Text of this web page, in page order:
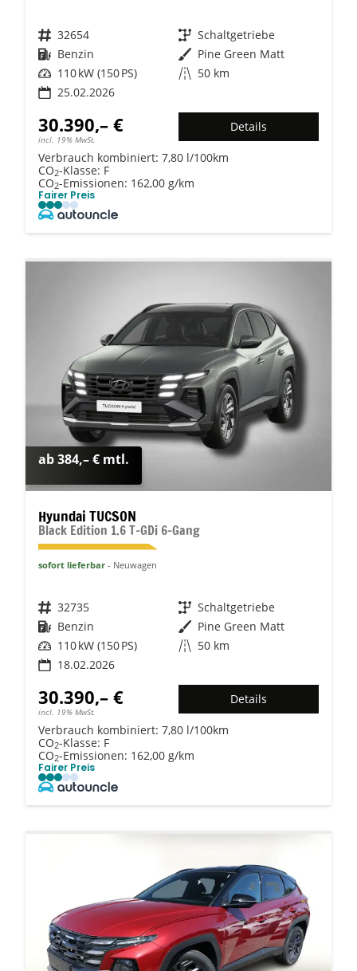
Fahrzeugnr. 32654 Getriebe Schaltgetriebe
Kraftstoff Benzin Außenfarbe Pine Green Matt
Leistung 110 kW (150 PS) Kilometerstand 50 km
25.02.2026
30.390,– €
incl. 19% MwSt.
Details
Verbrauch kombiniert: 7,80 l/100km
CO2-Klasse: F
CO2-Emissionen: 162,00 g/km
Fairer Preis
ab 384,– € mtl.
Hyundai TUCSON
Black Edition 1.6 T-GDi 6-Gang
sofort lieferbar Neuwagen
Fahrzeugnr. 32735 Getriebe Schaltgetriebe
Kraftstoff Benzin Außenfarbe Pine Green Matt
Leistung 110 kW (150 PS) Kilometerstand 50 km
18.02.2026
30.390,– €
incl. 19% MwSt.
Details
Verbrauch kombiniert: 7,80 l/100km
CO2-Klasse: F
CO2-Emissionen: 162,00 g/km
Fairer Preis